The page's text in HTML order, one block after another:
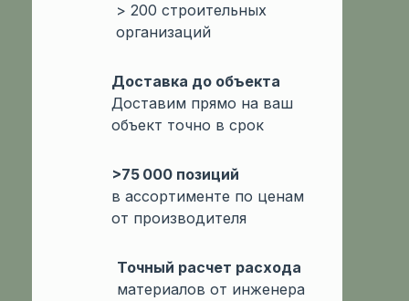
Точный расчет расхода
материалов от инженера
>75 000 позиций
в ассортименте по ценам
от производителя
Доcтавка до объекта
Доставим прямо на ваш
объект точно в срок
> 200 строительных
организаций